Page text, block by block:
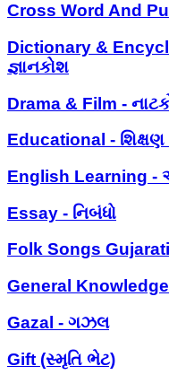
Cross Word And
Dictionary &
જ્ઞાનકોશ
Drama & Film -
Educational -
English Learning -
Essay - નિબંધો
Folk Songs
General Knowledge
Gazal - ગઝલ
Gift (સ્મૃતિ ભેટ)